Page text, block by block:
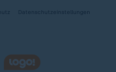
Datenschutzeinstellungen